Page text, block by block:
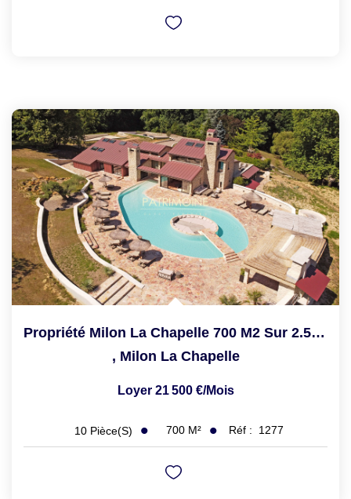
Propriété Milon La Chapelle 700 M2 Sur 2.5 Hectares De...
, Milon La Chapelle
Loyer 21 500 €/mois
10 Pièce(s) 700 M² Réf : 1277